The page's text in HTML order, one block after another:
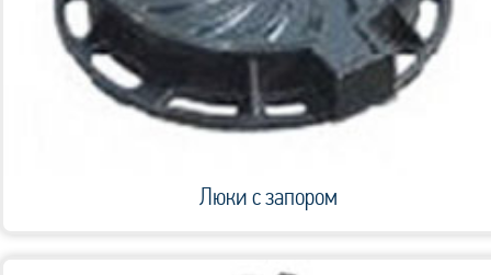
Люки с запором